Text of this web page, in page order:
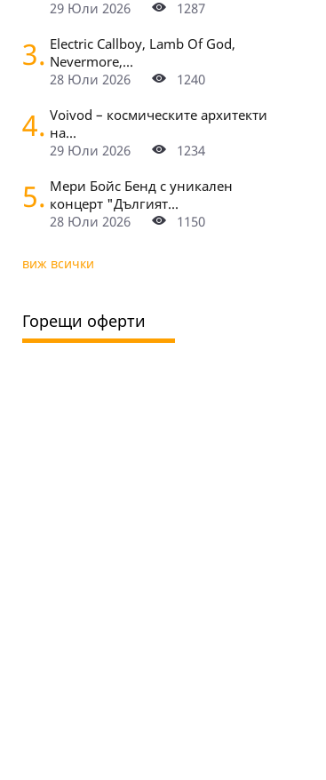
29 Юли 2026
1287
3. Electric Callboy, Lamb Of God,
Nevermore,...
28 Юли 2026
1240
4. Voivod – космическите архитекти
на...
29 Юли 2026
1234
5. Мери Бойс Бенд с уникален
концерт "Дългият...
28 Юли 2026
1150
виж всички
Горещи оферти